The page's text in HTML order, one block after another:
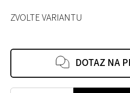
ZVOLTE VARIANTU
DOTAZ NA